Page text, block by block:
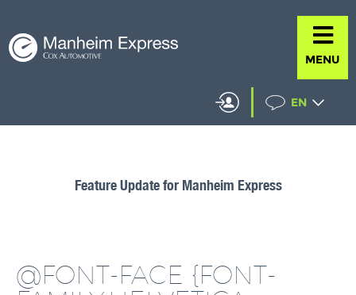
MENU
EN
Feature Update for Manheim Express
@FONT-FACE {FONT-